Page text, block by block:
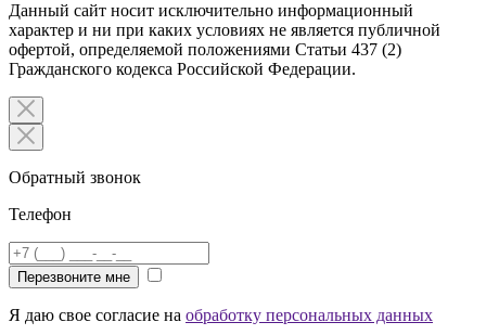
Данный сайт носит исключительно информационный
характер и ни при каких условиях не является публичной
офертой, определяемой положениями Статьи 437 (2)
Гражданского кодекса Российской Федерации.
Обратный звонок
Телефон
Перезвоните мне
Я даю свое согласие на обработку персональных данных